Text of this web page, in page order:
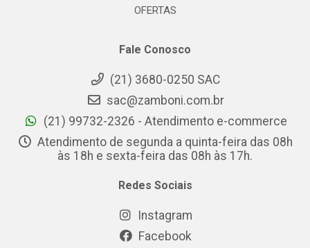
OFERTAS
Fale Conosco
(21) 3680-0250 SAC
sac@zamboni.com.br
(21) 99732-2326 - Atendimento e-commerce
Atendimento de segunda a quinta-feira das 08h
às 18h e sexta-feira das 08h às 17h.
Redes Sociais
Instagram
Facebook